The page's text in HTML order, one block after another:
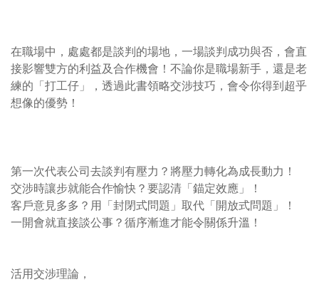
在職場中，處處都是談判的場地，一場談判成功與否，會直
接影響雙方的利益及合作機會！不論你是職場新手，還是老
練的「打工仔」，透過此書領略交涉技巧，會令你得到超乎
想像的優勢！
第一次代表公司去談判有壓力？將壓力轉化為成長動力！
交涉時讓步就能合作愉快？要認清「錨定效應」！
客戶意見多多？用「封閉式問題」取代「開放式問題」！
一開會就直接談公事？循序漸進才能令關係升溫！
活用交涉理論，